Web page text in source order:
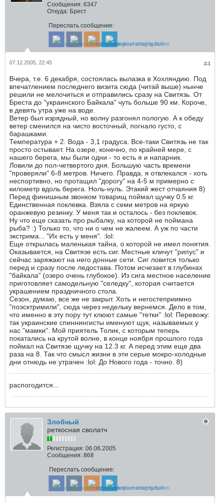
Сообщения: 6347
Откуда: Брест
Переслать сообщение:
#4
07.12.2005, 22:45
Вчера, т.е. 6 декабря, состоялась вылазка в Хохляндию. Под
впечатлением последнего визита сюда (читай выше) нынче
решили не мелочиться и отправились сразу на Свитязь. От
Бреста до "украинского Байкала" чуть больше 90 км. Короче,
в девять утра уже на воде.
Ветер был изрядный, но волну разгонял пологую. А к обеду
ветер сменился на чисто восточный, погнало густо, с
барашками.
Температура + 2. Вода - 3,1 градуса. Все-таки Свитязь не так
просто остывает. На озере, конечно, по крайней мере, с
нашего берега, мы были одни - то есть я и напарник.
Ловили до пол-четвертого дня. Большую часть времени
"проверяли" 6-8 метров. Ничего. Правда, я отвлекался - хоть
неспортивно, но протащил "дорогу" на 4-5 м примерно с
километр вдоль берега. Ноль-нуль. Этакий жест отчаяния 8)
Перед финишным звонком товарищ поймал щучку 0.5 кг.
Единственная поклевка. Взяла с семи метров на яркую
оранжевую резинку. У меня так и осталось - без поклевок.
Ну что еще сказать про рыбалку, на которой не поймана
рыба? :) Только то, что ни о чем не жалеем. А уж по части
экстрима... "Их есть у меня". :lol:
Еще открылась маленькая тайна, о которой не имел понятия.
Оказывается, на Свитязе есть сиг. Местные кличут "рипус" и
сейчас заряжают на него донные сети. Сиг ловится только
перед и сразу после ледостава. Потом исчезает в глубинах
"байкала" (озеро очень глубокое). Из сига местное население
приготовляет самодельную "селедку", которая считается
украшением праздничного стола.
Сезон, думаю, все же не закрыт. Хоть и негостеприимно
"поэсктримили", сюда через недельку вернемся. Дело в том,
что именно в эту пору тут клюют самые "тетки" :lol: Перевожу:
так украинские спиннингисты именуют щук, называемых у
нас "мамки". Мой приятель Толик, с которым теперь
покатались на крутой волне, в конце ноября прошлого года
поймал на Свитязе щучку на 12.3 кг. А перед этим еще два
раза на 8. Так что смысл жизни в эти серые мокро-холодные
дни отнюдь не утрачен :lol: До Нового года - точно. 8)
распогодится...
Злобный
реткосная сволатч
Регистрация: 06.06.2005
Сообщения: 868
Переслать сообщение: